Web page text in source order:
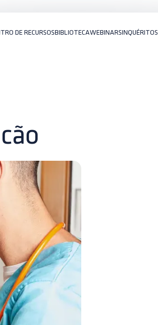
DE RECURSOSBIBLIOTECAWEBINARSINQUÉRITOS